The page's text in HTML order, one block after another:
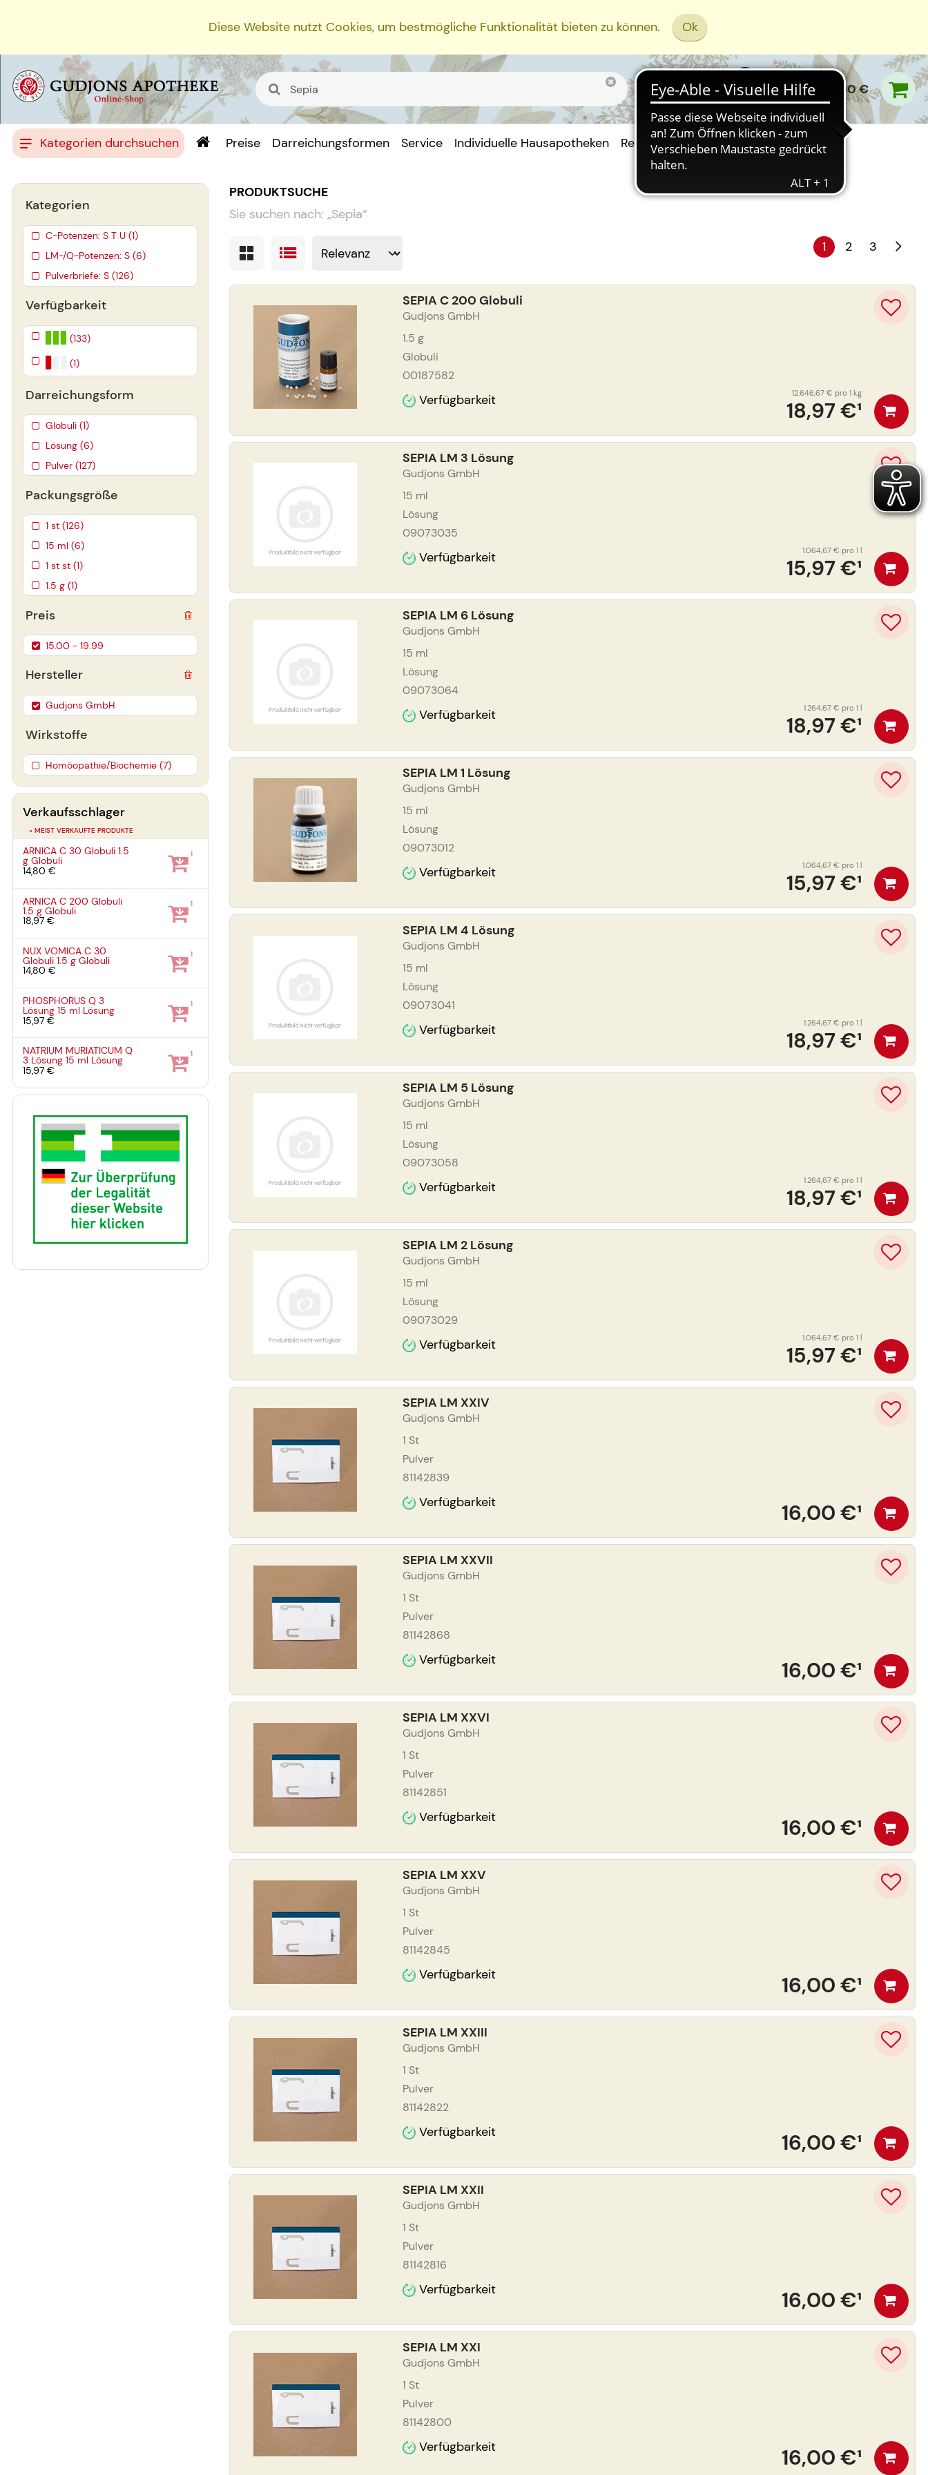
Diese Website nutzt Cookies, um bestmögliche Funktionalität bieten zu können. Ok
0,00 €
Kategorien durchsuchen Preise Darreichungsformen Service Individuelle Hausapotheken Rezept Einreichen
PRODUKTSUCHE
Sie suchen nach: „Sepia“
1
2 3
SEPIA C 200 Globuli
Gudjons GmbH
1.5 g
Globuli
00187582
Verfügbarkeit 18,97 €¹
12.646,67 € pro 1 kg
SEPIA LM 3 Lösung
Gudjons GmbH
15 ml
Lösung
09073035
Verfügbarkeit 15,97 €¹
1.064,67 € pro 1 l
SEPIA LM 6 Lösung
Gudjons GmbH
15 ml
Lösung
09073064
Verfügbarkeit 18,97 €¹
1.264,67 € pro 1 l
SEPIA LM 1 Lösung
Gudjons GmbH
15 ml
Lösung
09073012
Verfügbarkeit 15,97 €¹
1.064,67 € pro 1 l
SEPIA LM 4 Lösung
Gudjons GmbH
15 ml
Lösung
09073041
Verfügbarkeit 18,97 €¹
1.264,67 € pro 1 l
SEPIA LM 5 Lösung
Gudjons GmbH
15 ml
Lösung
09073058
Verfügbarkeit 18,97 €¹
1.264,67 € pro 1 l
SEPIA LM 2 Lösung
Gudjons GmbH
15 ml
Lösung
09073029
Verfügbarkeit 15,97 €¹
1.064,67 € pro 1 l
SEPIA LM XXIV
Gudjons GmbH
1 St
Pulver
81142839
Verfügbarkeit 16,00 €¹
SEPIA LM XXVII
Gudjons GmbH
1 St
Pulver
81142868
Verfügbarkeit 16,00 €¹
SEPIA LM XXVI
Gudjons GmbH
1 St
Pulver
81142851
Verfügbarkeit 16,00 €¹
SEPIA LM XXV
Gudjons GmbH
1 St
Pulver
81142845
Verfügbarkeit 16,00 €¹
SEPIA LM XXIII
Gudjons GmbH
1 St
Pulver
81142822
Verfügbarkeit 16,00 €¹
SEPIA LM XXII
Gudjons GmbH
1 St
Pulver
81142816
Verfügbarkeit 16,00 €¹
SEPIA LM XXI
Gudjons GmbH
1 St
Pulver
81142800
Verfügbarkeit 16,00 €¹
Verfügbarkeit
(133)
(1)
Darreichungsform
Globuli (1)
Lösung (6)
Pulver (127)
Packungsgröße
1 st (126)
15 ml (6)
1 st st (1)
1.5 g (1)
Preis
15.00 - 19.99
Hersteller
Gudjons GmbH
Wirkstoffe
Homöopathie/Biochemie (7)
Kategorien
C-Potenzen: S T U (1)
LM-/Q-Potenzen: S (6)
Pulverbriefe: S (126)
Verkaufsschlager
» MEIST VERKAUFTE PRODUKTE
ARNICA C 30 Globuli1.5
gGlobuli
14,80 €
1
ARNICA C 200 Globuli
1.5 gGlobuli
18,97 €
1
NUX VOMICA C 30
Globuli1.5 gGlobuli
14,80 €
1
PHOSPHORUS Q 3
Lösung15 ml Lösung
15,97 €
1
NATRIUM MURIATICUM Q
3 Lösung15 ml Lösung
15,97 €
1